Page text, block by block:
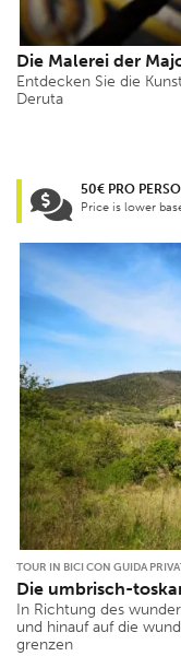
Die Malerei der
Entdecken Sie die
Deruta
50€ PRO
Price is lower
TOUR IN BICI CON GUIDA
Die umbrisch-
In Richtung des
und hinauf auf die
grenzen